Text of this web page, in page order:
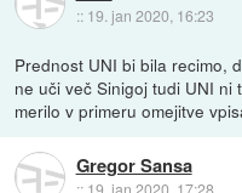
:: 19. jan 2020, 16:23
Prednost UNI bi bila recimo,
ne uči več Sinigoj tudi UNI ni
merilo v primeru omejitve
Gregor Sansa
:: 19. jan 2020, 17:28